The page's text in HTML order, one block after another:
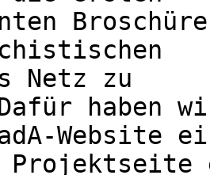
Netz zu
haben
Website